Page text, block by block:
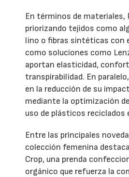
En términos de materiales,
priorizando tejidos como
lino o fibras sintéticas con
como soluciones como
aportan elasticidad,
transpirabilidad. En
en la reducción de su
mediante la optimización
uso de plásticos reciclados
Entre las principales
colección femenina
Crop, una prenda
orgánico que refuerza la